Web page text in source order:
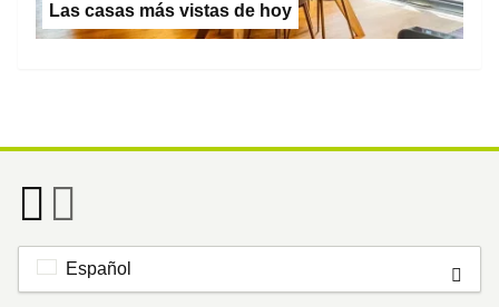
Las casas más vistas de hoy
Español